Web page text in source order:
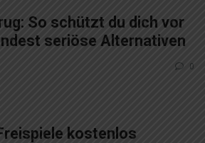
So schützt du dich vor
seriöse Alternativen
0
kostenlos